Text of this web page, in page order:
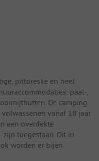
pittoreske en heel
paal-,
De camping
vanaf 18 jaar.
een overdekte
zijn toegestaan. Dit in
worden er bijen